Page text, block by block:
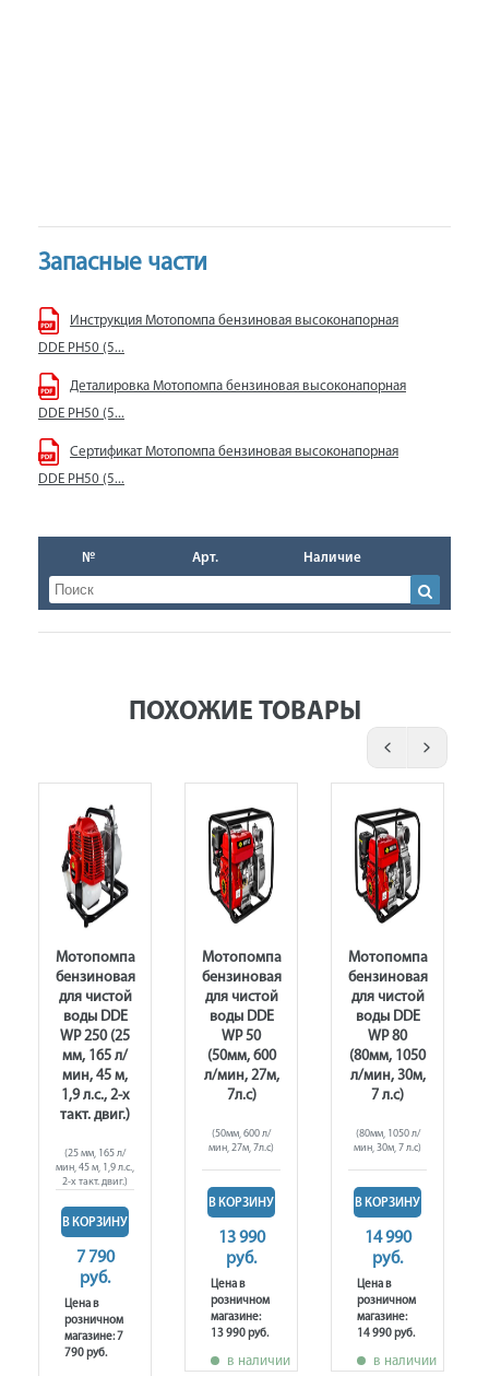
Запасные части
Инструкция Мотопомпа бензиновая высоконапорная
DDE PH50 (5...
Деталировка Мотопомпа бензиновая высоконапорная
DDE PH50 (5...
Сертификат Мотопомпа бензиновая высоконапорная
DDE PH50 (5...
№ Арт. Наличие
ПОХОЖИЕ ТОВАРЫ
Мотопомпа
бензиновая
для чистой
воды DDE
WP 250 (25
мм, 165 л/
мин, 45 м,
1,9 л.c., 2-х
такт. двиг.)
(25 мм, 165 л/
мин, 45 м, 1,9 л.c.,
2-х такт. двиг.)
В КОРЗИНУ
7 790
руб.
Цена в
розничном
магазине: 7
790 руб.
Мотопомпа
бензиновая
для чистой
воды DDE
WP 50
(50мм, 600
л/мин, 27м,
7л.с)
(50мм, 600 л/
мин, 27м, 7л.с)
В КОРЗИНУ
13 990
руб.
Цена в
розничном
магазине:
13 990 руб.
в наличии
Мотопомпа
бензиновая
для чистой
воды DDE
WP 80
(80мм, 1050
л/мин, 30м,
7 л.с)
(80мм, 1050 л/
мин, 30м, 7 л.с)
В КОРЗИНУ
14 990
руб.
Цена в
розничном
магазине:
14 990 руб.
в наличии